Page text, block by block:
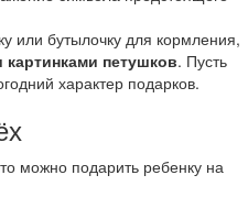
или бутылочку для кормления,
петушков. Пусть
характер подарков.